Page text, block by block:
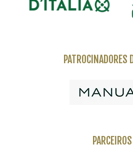
PATROCINADORES
PARCEIROS